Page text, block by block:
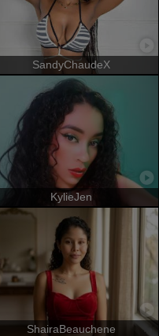
SandyChaudeX
KylieJen
ShairaBeauchene